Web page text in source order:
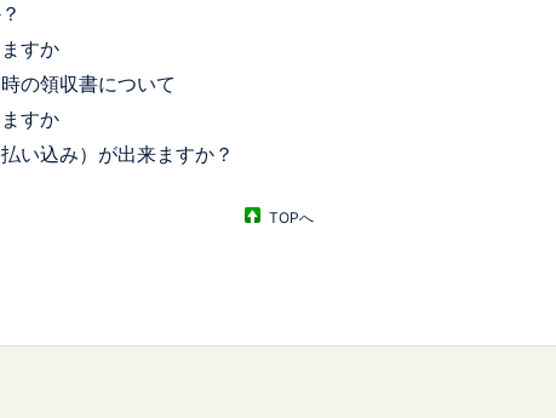
すか
の領収書について
すか
い込み）が出来ますか？
TOPへ